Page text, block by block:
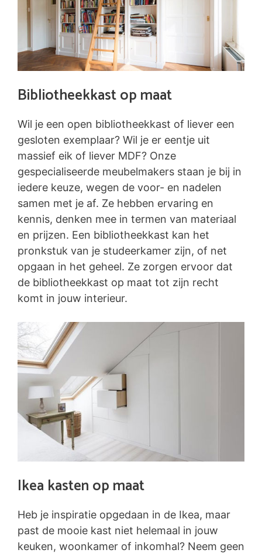
Bibliotheekkast op maat
Wil je een open bibliotheekkast of liever een
gesloten exemplaar? Wil je er eentje uit
massief eik of liever MDF? Onze
gespecialiseerde meubelmakers staan je bij in
iedere keuze, wegen de voor- en nadelen
samen met je af. Ze hebben ervaring en
kennis, denken mee in termen van materiaal
en prijzen. Een bibliotheekkast kan het
pronkstuk van je studeerkamer zijn, of net
opgaan in het geheel. Ze zorgen ervoor dat
de bibliotheekkast op maat tot zijn recht
komt in jouw interieur.
Ikea kasten op maat
Heb je inspiratie opgedaan in de Ikea, maar
past de mooie kast niet helemaal in jouw
keuken, woonkamer of inkomhal? Neem geen